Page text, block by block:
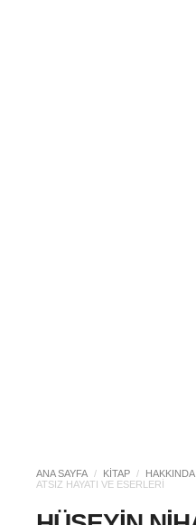
ANA SAYFA / KITAP /
ATSIZ HAYATI VE ESERLERI